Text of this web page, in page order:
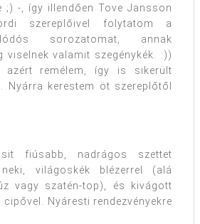
;) -, így illendően Tove Jansson
szereplőivel folytatom a
sorozatomat, annak
viselnek valamit szegénykék. :))
azért remélem, így is sikerült
Nyárra kerestem öt szereplőtől
fiúsabb, nadrágos szettet
világoskék blézerrel (alá
vagy szatén-top), és kivágott
Nyáresti rendezvényekre